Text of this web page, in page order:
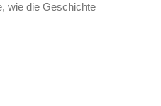
wie die Geschichte